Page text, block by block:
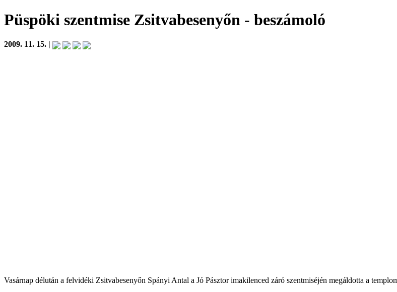
Püspöki szentmise Zsitvabesenyőn - beszámoló
2009. 11. 15. |
Vasárnap délután a felvidéki Zsitvabesenyőn Spányi Antal a Jó Pásztor imakilenced záró szentmiséjén megáldotta a